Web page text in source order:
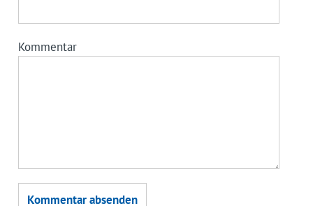
Kommentar